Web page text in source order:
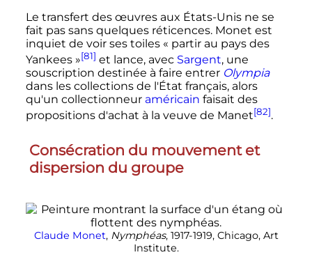
Le transfert des œuvres aux États-Unis ne se
fait pas sans quelques réticences. Monet est
inquiet de voir ses toiles « partir au pays des
Yankees »[81] et lance, avec Sargent, une
souscription destinée à faire entrer Olympia
dans les collections de l'État français, alors
qu'un collectionneur américain faisait des
propositions d'achat à la veuve de Manet[82].
Consécration du mouvement et
dispersion du groupe
Claude Monet, Nymphéas, 1917-1919, Chicago, Art
Institute.